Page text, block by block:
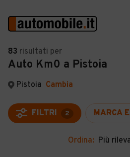
Auto
Auto usate
Auto Km 0
Auto Nuove
Noleggio a lungo termine
VENDI
MAGAZINE
ACCEDI
83 risultati per
Auto Km0 a Pistoia
Pistoia Cambia
FILTRI 2 MARCA
Ordina: Più